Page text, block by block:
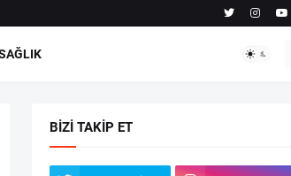
BIZI TAKIP ET